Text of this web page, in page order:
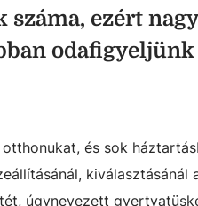
ezért
és sok
kiválasztásánál
úgynevezett